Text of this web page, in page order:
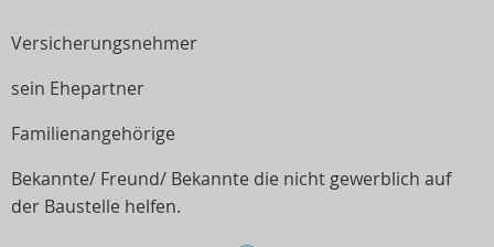
Versicherungsnehmer
sein Ehepartner
Familienangehörige
Bekannte/ Freund/ Bekannte die nicht gewerblich auf
der Baustelle helfen.